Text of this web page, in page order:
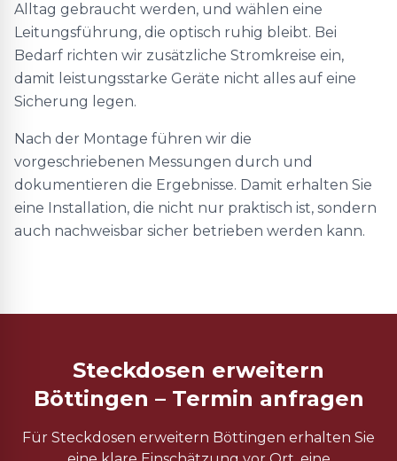
Alltag gebraucht werden, und wählen eine
Leitungsführung, die optisch ruhig bleibt. Bei
Bedarf richten wir zusätzliche Stromkreise ein,
damit leistungsstarke Geräte nicht alles auf eine
Sicherung legen.
Nach der Montage führen wir die
vorgeschriebenen Messungen durch und
dokumentieren die Ergebnisse. Damit erhalten Sie
eine Installation, die nicht nur praktisch ist, sondern
auch nachweisbar sicher betrieben werden kann.
Steckdosen erweitern
Böttingen – Termin anfragen
Für Steckdosen erweitern Böttingen erhalten Sie